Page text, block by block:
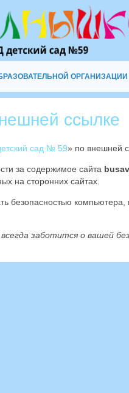
ОРГАНИЗАЦИИ
ссылке
сад № 59» по внешней
за содержимое сайта
на сторонних сайтах.
безопасностью компьютера,
заботится о вашей